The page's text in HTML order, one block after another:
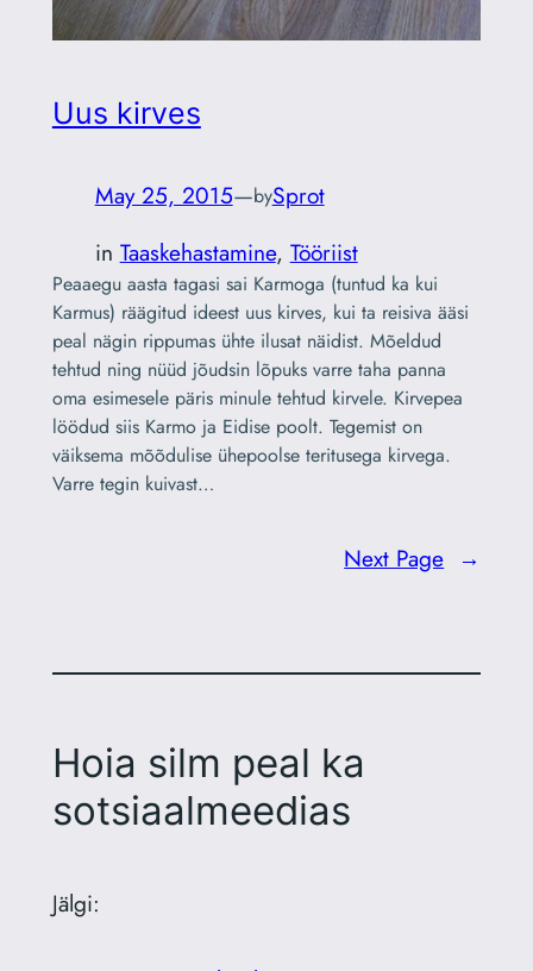
Uus kirves
May 25, 2015—bySprot
in Taaskehastamine, Tööriist
Peaaegu aasta tagasi sai Karmoga (tuntud ka kui
Karmus) räägitud ideest uus kirves, kui ta reisiva ääsi
peal nägin rippumas ühte ilusat näidist. Mõeldud
tehtud ning nüüd jõudsin lõpuks varre taha panna
oma esimesele päris minule tehtud kirvele. Kirvepea
löödud siis Karmo ja Eidise poolt. Tegemist on
väiksema mõõdulise ühepoolse teritusega kirvega.
Varre tegin kuivast…
Next Page →
Hoia silm peal ka
sotsiaalmeedias
Jälgi: